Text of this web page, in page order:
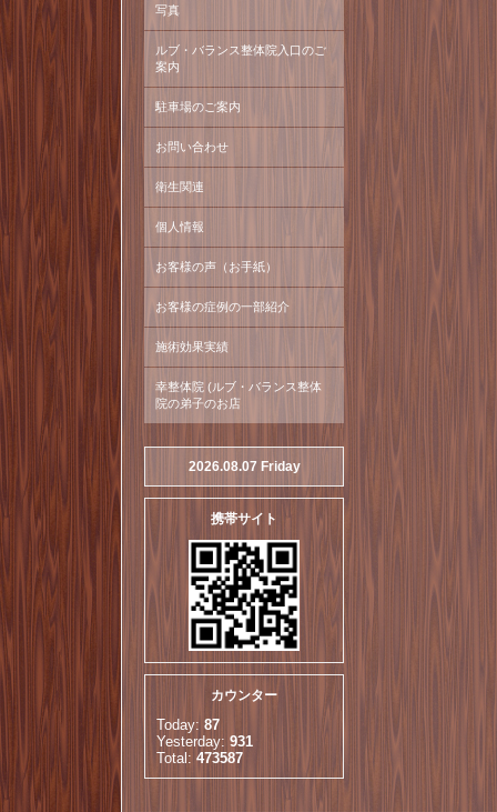
写真
ルブ・バランス整体院入口のご
案内
駐車場のご案内
お問い合わせ
衛生関連
個人情報
お客様の声（お手紙）
お客様の症例の一部紹介
施術効果実績
幸整体院 (ルブ・バランス整体
院の弟子のお店
2026.08.07 Friday
携帯サイト
カウンター
Today: 87
Yesterday: 931
Total: 473587